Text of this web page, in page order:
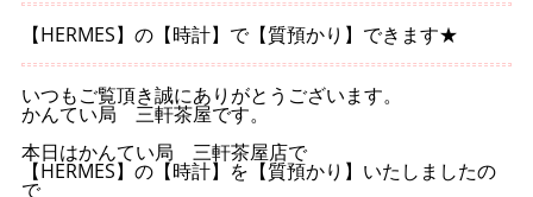
【HERMES】の【時計】で【質預かり】できます★
いつもご覧頂き誠にありがとうございます。
かんてい局 三軒茶屋です。
本日はかんてい局 三軒茶屋店で
【HERMES】の【時計】を【質預かり】いたしましたの
で